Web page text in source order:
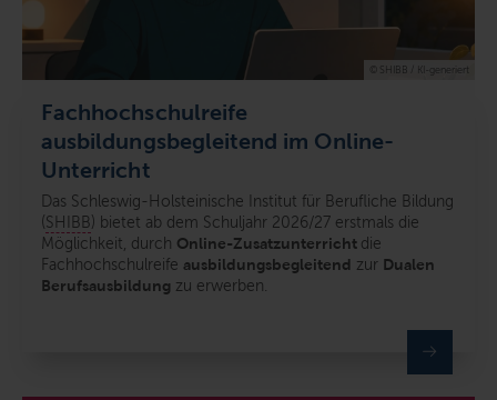
Fachhochschulreife
ausbildungsbegleitend im Online-
Unterricht
Das Schleswig-Holsteinische Institut für Berufliche Bildung
(SHIBB) bietet ab dem Schuljahr 2026/27 erstmals die
Möglichkeit, durch Online-Zusatzunterricht die
Fachhochschulreife ausbildungsbegleitend zur Dualen
Berufsausbildung zu erwerben.
© SHIBB / KI-generiert